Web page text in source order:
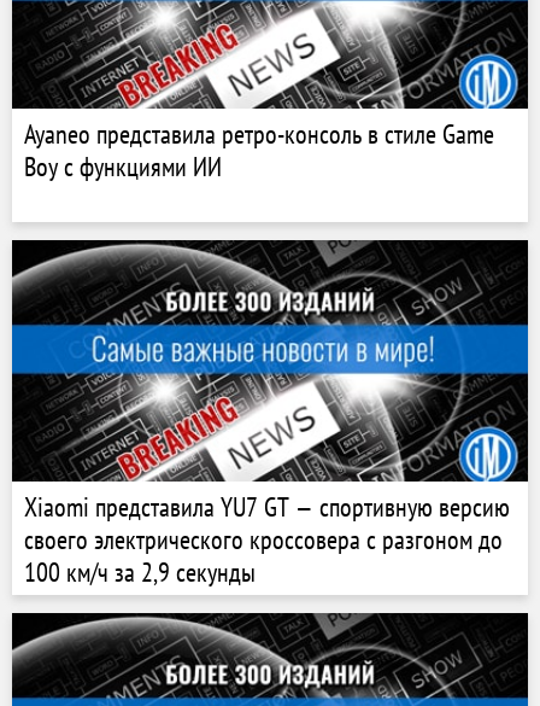
Ayaneo представила ретро-консоль в стиле Game
Boy с функциями ИИ
Xiaomi представила YU7 GT — спортивную версию
своего электрического кроссовера с разгоном до
100 км/ч за 2,9 секунды